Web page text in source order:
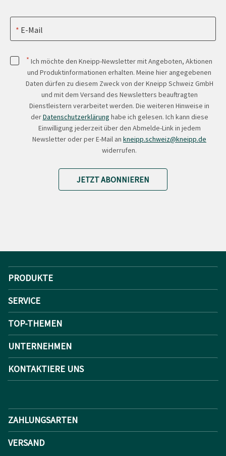
E-Mail
* Ich möchte den Kneipp-Newsletter mit Angeboten, Aktionen
und Produktinformationen erhalten. Meine hier angegebenen
Daten dürfen zu diesem Zweck von der Kneipp Schweiz GmbH
und mit dem Versand des Newsletters beauftragten
Dienstleistern verarbeitet werden. Die weiteren Hinweise in
derDatenschutzerklärung habe ich gelesen. Ich kann diese
Einwilligung jederzeit über den Abmelde-Link in jedem
Newsletter oder per E-Mail an kneipp.schweiz@kneipp.de
widerrufen.
JETZT ABONNIEREN
PRODUKTE
SERVICE
TOP-THEMEN
UNTERNEHMEN
KONTAKTIERE UNS
ZAHLUNGSARTEN
VERSAND